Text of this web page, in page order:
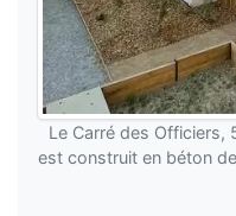
Le Carré des Officiers,
est construit en béton